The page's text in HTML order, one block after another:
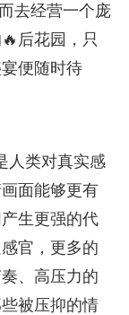
去经营一个庞
后花园，只
便随时待
人类对真实感
面能够更有
生更强的代
官，更多的
、高压力的
被压抑的情